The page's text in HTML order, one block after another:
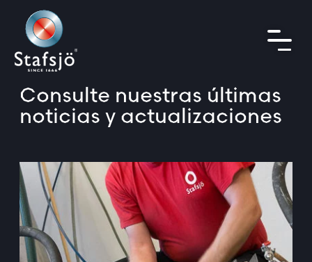
Consulte nuestras últimas
noticias y actualizaciones